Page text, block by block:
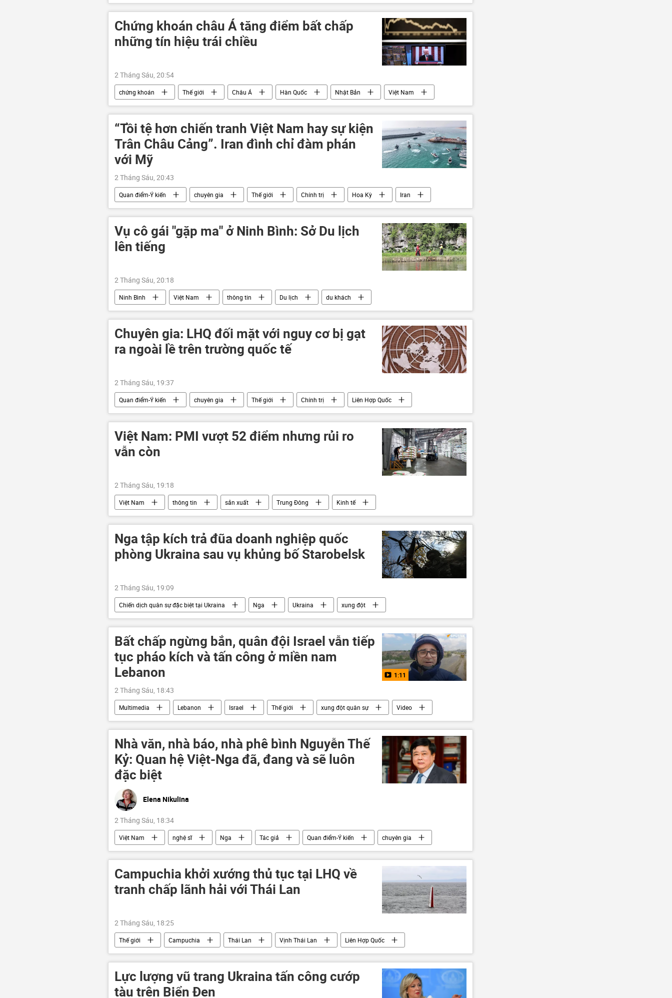
Thế giới
SPIEF 2026
Chứng khoán châu Á tăng điểm bất chấp
những tín hiệu trái chiều
2 Tháng Sáu, 20:54
chứng khoán Thế giới Châu Á Hàn Quốc Nhật Bản
Việt Nam
Hoa Kỳ
Kinh tế
“Tồi tệ hơn chiến tranh Việt Nam hay sự kiện
Trân Châu Cảng”. Iran đình chỉ đàm phán
với Mỹ
2 Tháng Sáu, 20:43
Quan điểm-Ý kiến chuyên gia Thế giới Chính trị Hoa Kỳ
Iran
Vùng vịnh Ba Tư
Trung Đông Việt Nam Xã hội
Vụ cô gái "gặp ma" ở Ninh Bình: Sở Du lịch
lên tiếng
2 Tháng Sáu, 20:18
Ninh Bình Việt Nam thông tin Du lịch du khách
Chuyên gia: LHQ đối mặt với nguy cơ bị gạt
ra ngoài lề trên trường quốc tế
2 Tháng Sáu, 19:37
Quan điểm-Ý kiến chuyên gia Thế giới Chính trị Liên Hợp Quốc
Việt Nam: PMI vượt 52 điểm nhưng rủi ro
vẫn còn
2 Tháng Sáu, 19:18
Việt Nam thông tin sản xuất Trung Đông
Kinh tế
Kinh doanh
Nga tập kích trả đũa doanh nghiệp quốc
phòng Ukraina sau vụ khủng bố Starobelsk
2 Tháng Sáu, 19:09
Chiến dịch quân sự đặc biệt tại Ukraina Nga Ukraina
xung đột
chiến dịch
Bộ Quốc phòng Nga tấn công
Bất chấp ngừng bắn, quân đội Israel vẫn tiếp
tục pháo kích và tấn công ở miền nam
Lebanon
1:11
2 Tháng Sáu, 18:43
Multimedia Lebanon Israel Thế giới xung đột quân sự
Video
tấn công
Lệnh ngừng bắn "Hezbollah"
Nhà văn, nhà báo, nhà phê bình Nguyễn Thế
Kỷ: Quan hệ Việt-Nga đã, đang và sẽ luôn
đặc biệt
Elena Nikulina
2 Tháng Sáu, 18:34
Việt Nam nghệ sĩ Nga Tác giả Quan điểm-Ý kiến
chuyên gia
Hợp tác Nga-Việt
AI Chính trị
Campuchia khởi xướng thủ tục tại LHQ về
tranh chấp lãnh hải với Thái Lan
2 Tháng Sáu, 18:25
Thế giới Campuchia Thái Lan Vịnh Thái Lan Liên Hợp Quốc
Lực lượng vũ trang Ukraina tấn công cướp
tàu trên Biển Đen